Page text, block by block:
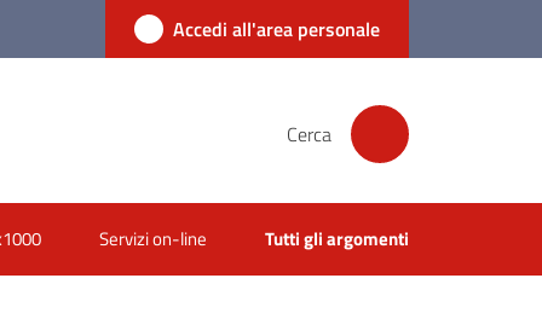
Accedi all'area personale
Cerca
Servizi on-line Tutti gli argomenti